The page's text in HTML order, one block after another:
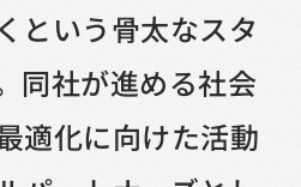
という骨太なスタ
同社が進める社会
適化に向けた活動